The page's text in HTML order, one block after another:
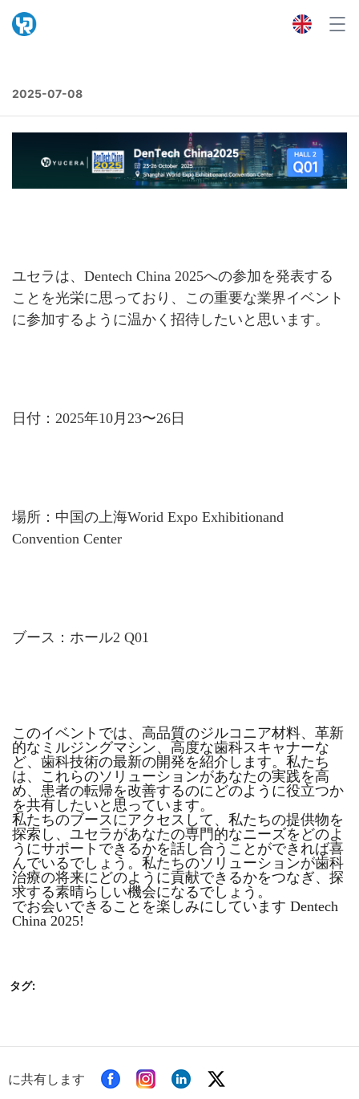
2025-07-08
ユセラは、Dentech China 2025への参加を発表する
ことを光栄に思っており、この重要な業界イベント
に参加するように温かく招待したいと思います。
日付：2025年10月23〜26日
場所：中国の上海Worid Expo Exhibitionand
Convention Center
ブース：ホール2 Q01
このイベントでは、高品質のジルコニア材料、革新
的なミルジングマシン、高度な歯科スキャナーな
ど、歯科技術の最新の開発を紹介します。私たち
は、これらのソリューションがあなたの実践を高
め、患者の転帰を改善するのにどのように役立つか
を共有したいと思っています。
私たちのブースにアクセスして、私たちの提供物を
探索し、ユセラがあなたの専門的なニーズをどのよ
うにサポートできるかを話し合うことができれば喜
んでいるでしょう。私たちのソリューションが歯科
治療の将来にどのように貢献できるかをつなぎ、探
求する素晴らしい機会になるでしょう。
でお会いできることを楽しみにしています Dentech
China 2025!
タグ:
に共有します